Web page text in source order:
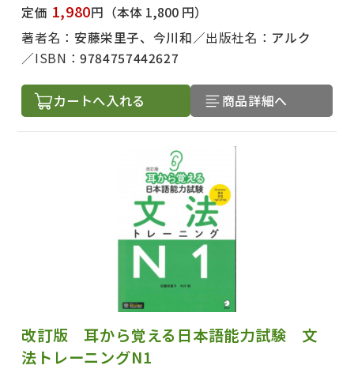
定価 1,980円 （本体 1,800 円）
著者名： 安藤栄里子、今川和 出版社名： アルク
ISBN：9784757442627
カートへ入れる 商品詳細へ
改訂版 耳から覚える日本語能力試験 文
法トレーニングN1